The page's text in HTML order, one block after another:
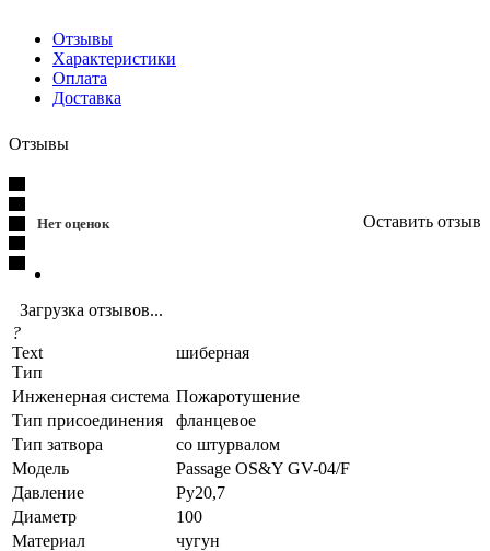
Отзывы
Характеристики
Оплата
Доставка
Отзывы
Нет оценок Оставить отзыв
Загрузка отзывов...
?
Text
Тип
шиберная
Инженерная система Пожаротушение
Тип присоединения
фланцевое
Тип затвора
со штурвалом
Модель
Passage OS&Y GV-04/F
Давление
Ру20,7
Диаметр
100
Материал
чугун